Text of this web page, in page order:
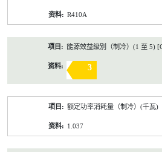
R410A
能源效益級別（制冷）(1 至 5)
3
额定功率消耗量（制冷）(千瓦)
1.037